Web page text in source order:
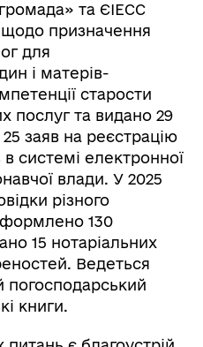
та ЄІЕСС
призначення
для
і матерів-
старости
послуг та видано 29
заяв на реєстрацію
в системі електронної
влади. У 2025
різного
130
15 нотаріальних
Ведеться
погосподарський
книги.